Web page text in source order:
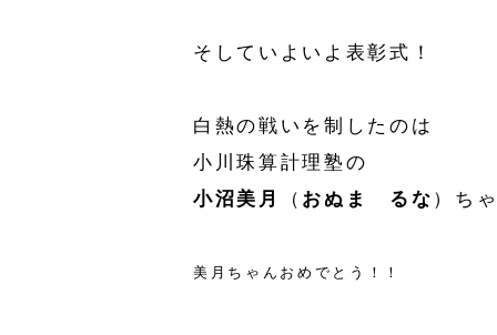
そしていよいよ表彰式！
白熱の戦いを制したのは
小川珠算計理塾の
小沼美月
（ おぬま るな ）ち
美月ちゃんおめでとう！！